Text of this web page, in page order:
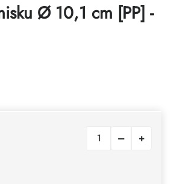
Ø 10,1 cm [PP] -